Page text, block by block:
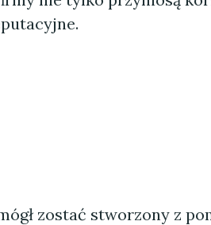
zostać stworzony z